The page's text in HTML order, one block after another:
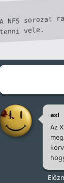
A NFS
axl
Az